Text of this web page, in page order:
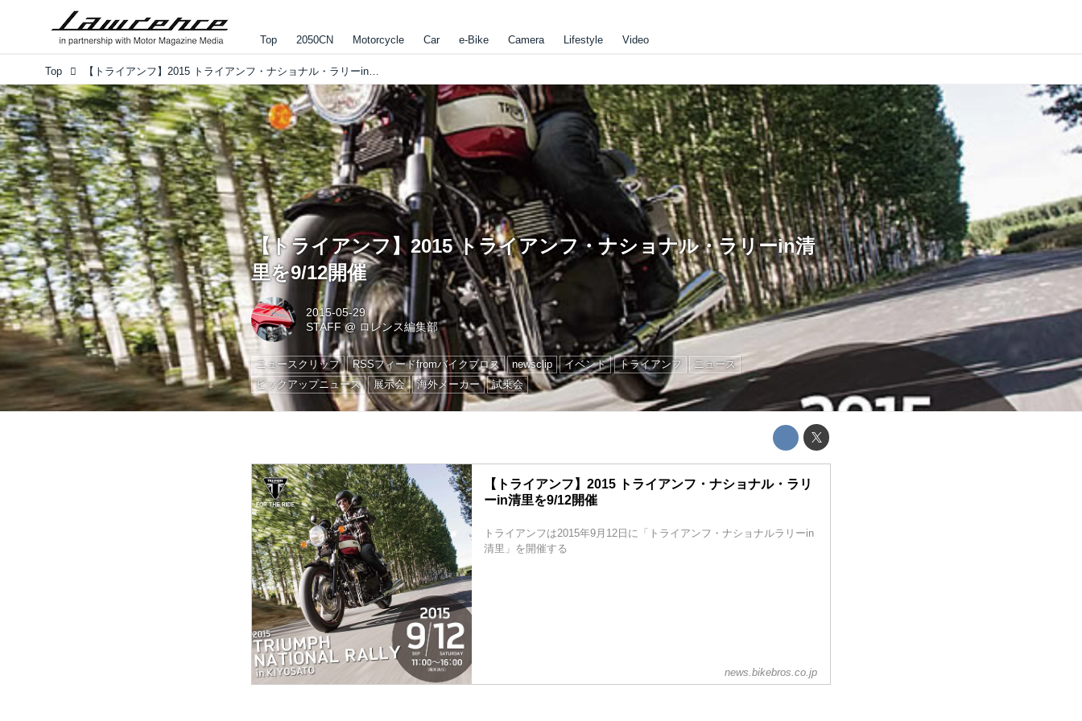
Top 2050CN Motorcycle Car e-Bike Camera Lifestyle Video
Top 【トライアンフ】2015 トライアンフ・ナショナル・ラリーin清里を9/12開催
【トライアンフ】2015 トライアンフ・ナショナル・ラリーin清
里を9/12開催
2015-05-29
STAFF@ ロレンス編集部
ニュースクリップ RSSフィードfromバイクブロス newsclip イベント トライアンフ
ニュース
ピックアップニュース
展示会 海外メーカー 試乗会
【トライアンフ】2015 トライアンフ・ナショナル・ラリ
ーin清里を9/12開催
トライアンフは2015年9月12日に「トライアンフ・ナショナルラリーin
清里」を開催する
news.bikebros.co.jp